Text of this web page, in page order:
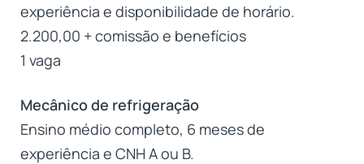
experiência e disponibilidade de horário.
2.200,00 + comissão e benefícios
1 vaga
Mecânico de refrigeração
Ensino médio completo, 6 meses de
experiência e CNH A ou B.